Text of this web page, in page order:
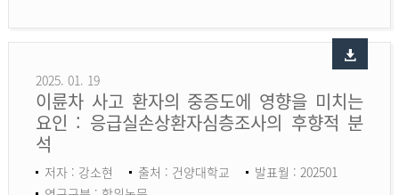
2025. 01. 19
이륜차 사고 환자의 중증도에 영향을 미치는
요인 : 응급실손상환자심층조사의 후향적 분
석
저자 : 강소현 출처 : 건양대학교
발표월 : 202501